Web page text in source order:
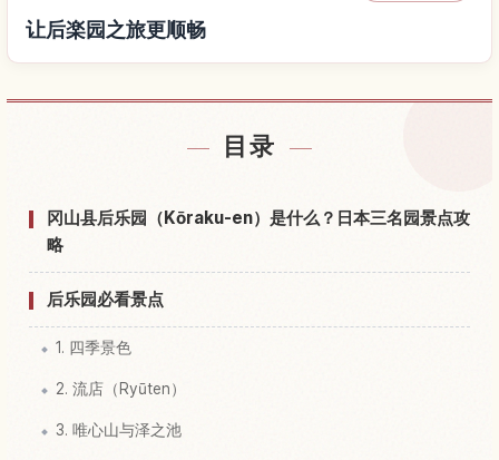
让后楽园之旅更顺畅
目录
冈山县后乐园（Kōraku-en）是什么？日本三名园景点攻
略
后乐园必看景点
1. 四季景色
2. 流店（Ryūten）
3. 唯心山与泽之池